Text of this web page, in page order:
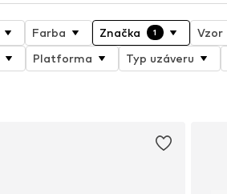
Farba Značka 1 Vzor
Platforma Typ uzáveru